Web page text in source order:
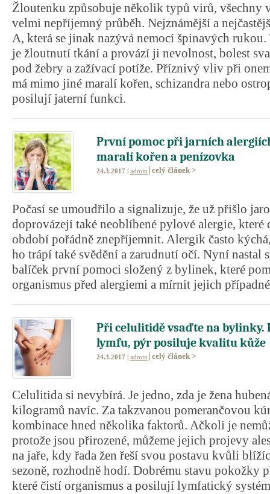
Žloutenku způsobuje několik typů virů, všechny
velmi nepříjemný průběh. Nejznámější a
A, která se jinak nazývá nemocí špinavých
je žloutnutí tkání a provází ji nevolnost, bolest
pod žebry a zažívací potíže. Příznivý vliv při
má mimo jiné maralí kořen, schizandra nebo
posilují jaterní funkci.
První pomoc při jarních
maralí kořen a penízovka
24.3.2017 | admin celý článek >
Počasí se umoudřilo a signalizuje, že už přišlo
doprovázejí také neoblíbené pylové alergie, které
období pořádně znepříjemnit. Alergik často
ho trápí také svědění a zarudnutí očí. Nyní nastal
balíček první pomoci složený z bylinek, které
organismus před alergiemi a mírnit jejich
Při celulitidě vsaďte na bylinky.
lymfu, pýr posiluje kvalitu kůže
24.3.2017 | admin celý článek >
Celulitida si nevybírá. Je jedno, zda je žena
kilogramů navíc. Za takzvanou pomerančovou
kombinace hned několika faktorů. Ačkoli je
protože jsou přirozené, můžeme jejich projevy
na jaře, kdy řada žen řeší svou postavu kvůli
sezoně, rozhodně hodí. Dobrému stavu pokožky
které čistí organismus a posilují lymfatický